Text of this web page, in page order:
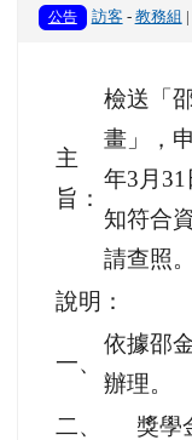
公告 訪客 - 教務組
主
旨：
檢送「
畫」，
年3月
知符合
請查照。
說明：
一、
依據邵
辦理。
二、
獎學